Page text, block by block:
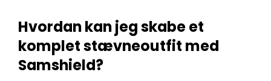
Hvordan kan jeg skabe et
komplet stævneoutfit med
Samshield?